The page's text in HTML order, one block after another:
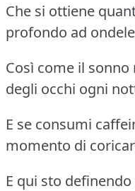
Che si ottiene
profondo ad
Così come il
degli occhi ogni
E se consumi
momento di
E qui sto